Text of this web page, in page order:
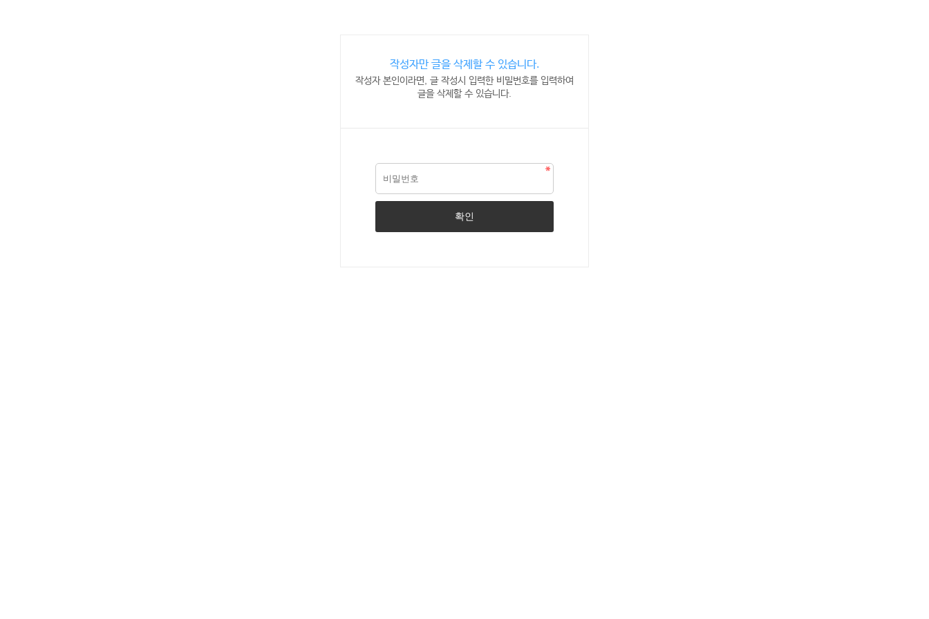
작성자만 글을 삭제할 수 있습니다.
작성자 본인이라면, 글 작성시 입력한 비밀번호를 입력하여
글을 삭제할 수 있습니다.